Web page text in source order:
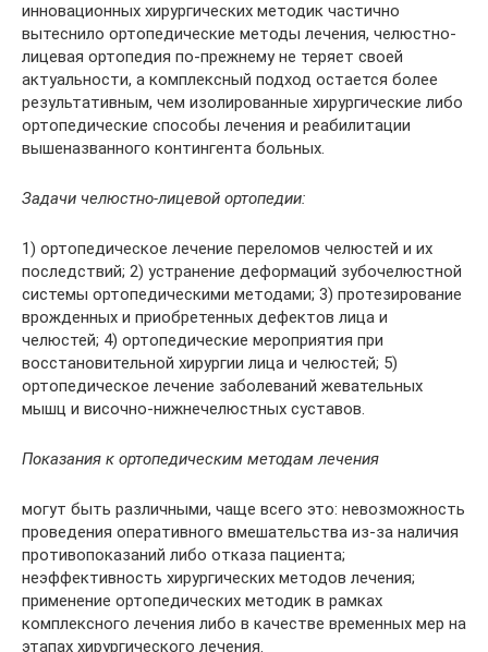
инновационных хирургических методик частично
вытеснило ортопедические методы лечения, челюстно-
лицевая ортопедия по-прежнему не теряет своей
актуальности, а комплексный подход остается более
результативным, чем изолированные хирургические либо
ортопедические способы лечения и реабилитации
вышеназванного контингента больных.
Задачи челюстно-лицевой ортопедии:
1) ортопедическое лечение переломов челюстей и их
последствий; 2) устранение деформаций зубочелюстной
системы ортопедическими методами; 3) протезирование
врожденных и приобретенных дефектов лица и
челюстей; 4) ортопедические мероприятия при
восстановительной хирургии лица и челюстей; 5)
ортопедическое лечение заболеваний жевательных
мышц и височно-нижнечелюстных суставов.
Показания к ортопедическим методам лечения
могут быть различными, чаще всего это: невозможность
проведения оперативного вмешательства из-за наличия
противопоказаний либо отказа пациента;
неэффективность хирургических методов лечения;
применение ортопедических методик в рамках
комплексного лечения либо в качестве временных мер на
этапах хирургического лечения.